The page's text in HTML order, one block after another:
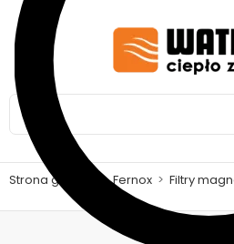
Strona główna > Fernox > Filtry